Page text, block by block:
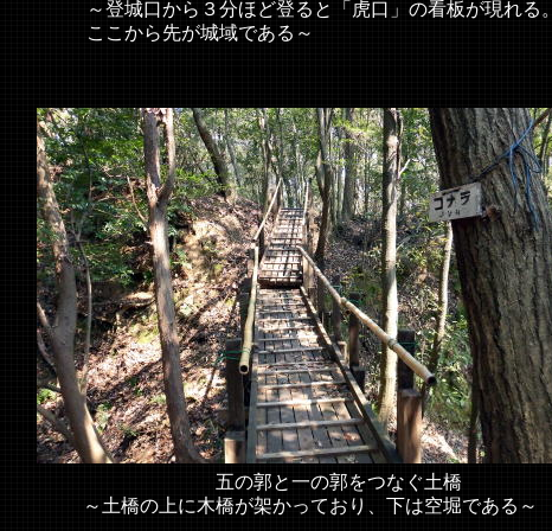
～登城口から３分ほど登ると「虎口」の看板が現れる。
ここから先が城域である～
五の郭と一の郭をつなぐ土橋
～土橋の上に木橋が架かっており、下は空堀である～